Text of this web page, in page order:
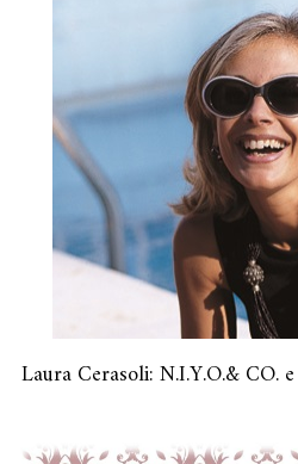
Laura Cerasoli: N.I.Y.O.& CO.